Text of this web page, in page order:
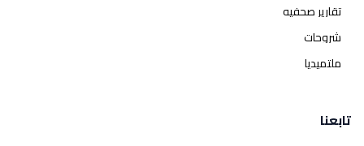
تقارير صحفيه
شروحات
ملتميديا
تابعنا